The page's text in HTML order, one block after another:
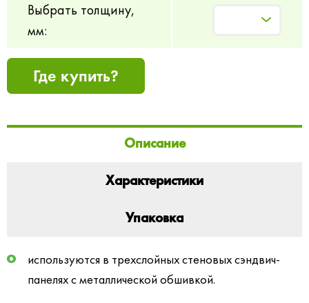
Выбрать толщину,
мм:
Где купить?
Описание
Характеристики
Упаковка
используются в трехслойных стеновых сэндвич-
панелях с металлической обшивкой.